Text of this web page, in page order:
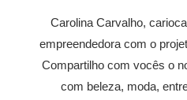
Carolina Carvalho,
empreendedora com o
Compartilho com vocês o
com beleza, moda,